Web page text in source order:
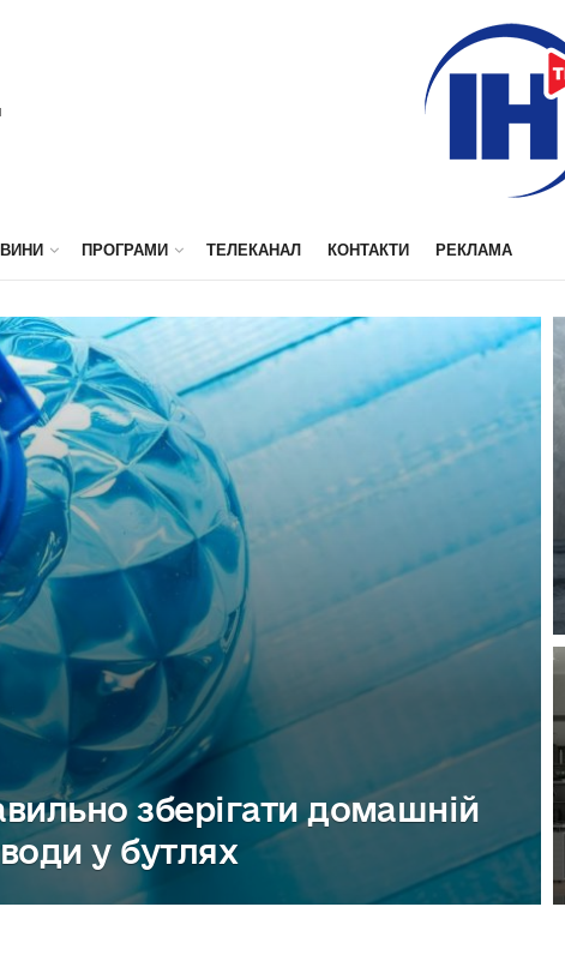
ПРОГРАМИ ТЕЛЕКАНАЛ КОНТАКТИ РЕКЛАМА
зберігати домашній
у бутлях